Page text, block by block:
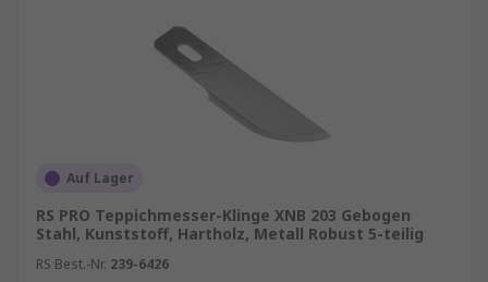
Auf Lager
RS PRO Teppichmesser-Klinge XNB 203 Gebogen
Stahl, Kunststoff, Hartholz, Metall Robust 5-teilig
RS Best.-Nr. 239-6426